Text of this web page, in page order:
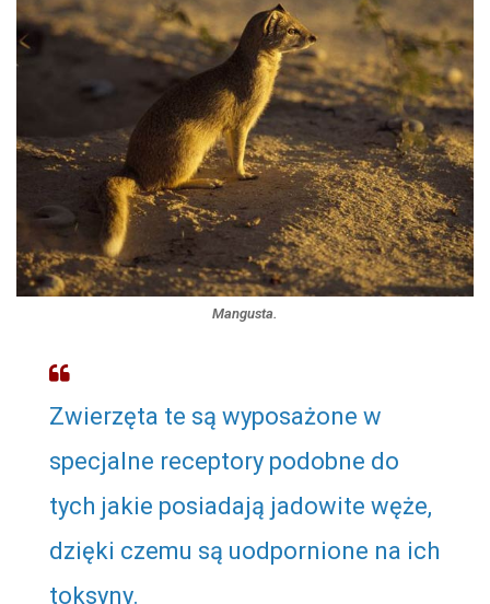
Mangusta.
Zwierzęta te są wyposażone w
specjalne receptory podobne do
tych jakie posiadają jadowite węże,
dzięki czemu są uodpornione na ich
toksyny.